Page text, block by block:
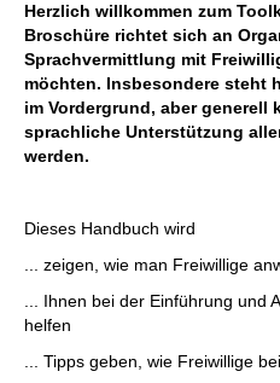
Herzlich willkommen zum
Broschüre richtet sich an
Sprachvermittlung mit
möchten. Insbesondere steht
im Vordergrund, aber generell
sprachliche Unterstützung
werden.
Dieses Handbuch wird
... zeigen, wie man Freiwillige
... Ihnen bei der Einführung und
helfen
... Tipps geben, wie Freiwillige